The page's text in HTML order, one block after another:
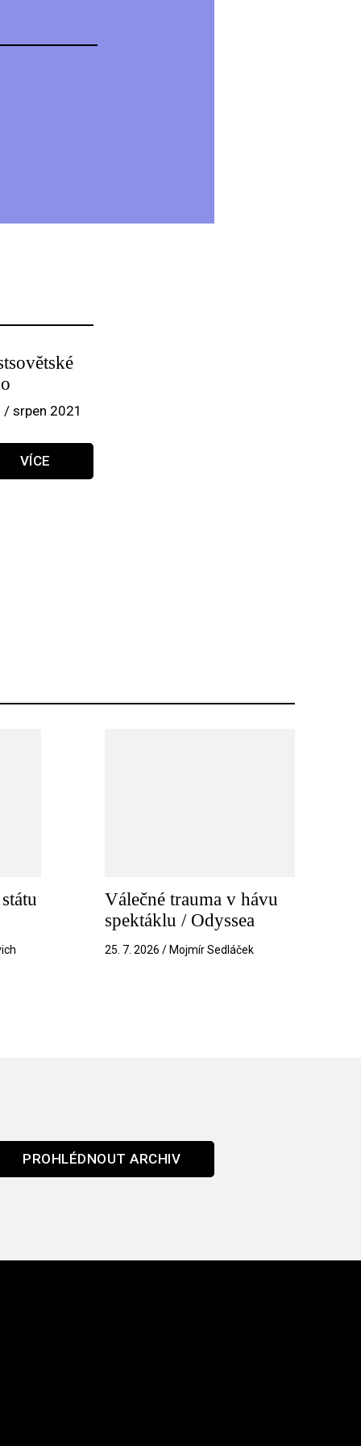
/ srpen 2021
VÍCE
Válečné trauma v hávu
spektáklu / Odyssea
25. 7. 2026 / Mojmír Sedláček
PROHLÉDNOUT ARCHIV